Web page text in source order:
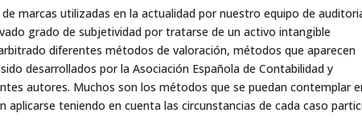
marcas utilizadas en la actualidad por nuestro equipo de
grado de subjetividad por tratarse de un activo intangible
diferentes métodos de valoración, métodos que aparecen
desarrollados por la Asociación Española de Contabilidad y
autores. Muchos son los métodos que se puedan contemplar
aplicarse teniendo en cuenta las circunstancias de cada caso